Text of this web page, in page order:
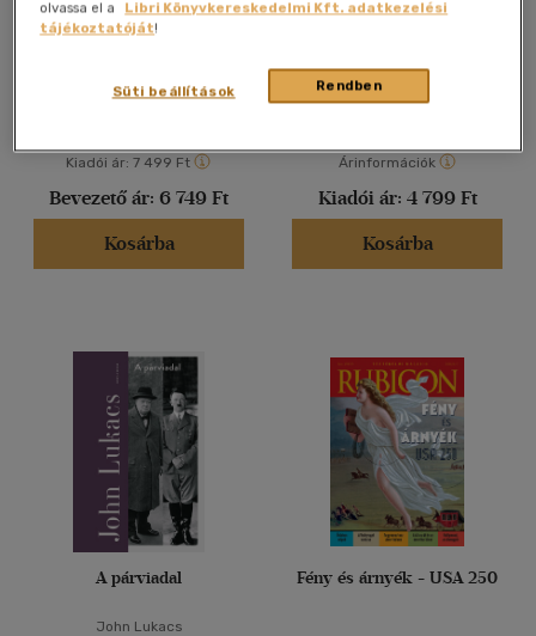
több nyelv megjelenítése
Vélemény szerint
(21)
(18)
(7)
Könyv
Kiadói ár: 7 499 Ft
Bevezető ár: 6 749 Ft
Kosárba
Árinformációk
Kiadói ár: 4 799 Ft
Kosárba
A párviadal
John Lukacs
Fény és árnyék - USA 250
olvassa el a
Libri Könyvkereskedelmi Kft. adatkezelési
tájékoztatóját!
Rendben
Süti beállítások